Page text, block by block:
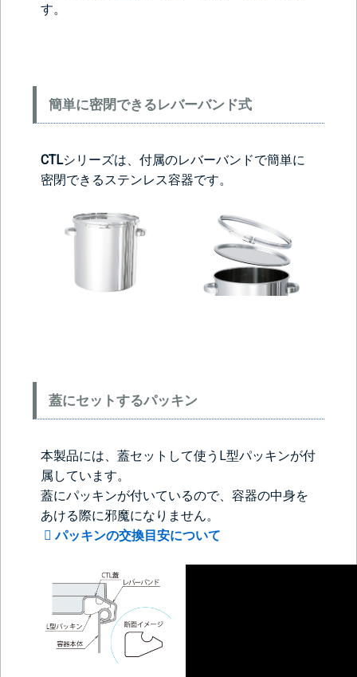
＞＞詳しくはこちらから
背面側に部品をつける
目盛りをつける
(+10560円)
シール座をつけ
カードホルダー
＞＞詳しくはこちらから
す。
簡単に密閉できるレバーバンド式
CTLシリーズは、付属のレバーバンドで簡単に
密閉できるステンレス容器です。
蓋にセットするパッキン
本製品には、蓋セットして使うL型パッキンが付
属しています。
蓋にパッキンが付いているので、容器の中身を
あける際に邪魔になりません。
パッキンの交換目安について